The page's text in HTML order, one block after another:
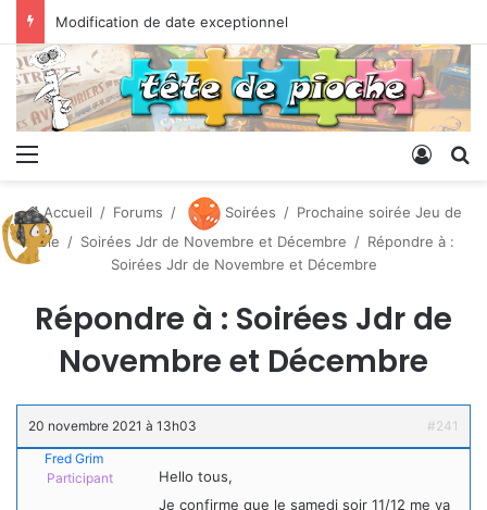
Modification de date exceptionnel
Menu
Accueil / Forums / Soirées / Prochaine soirée Jeu de
rôle / Soirées Jdr de Novembre et Décembre / Répondre à :
Soirées Jdr de Novembre et Décembre
Répondre à : Soirées Jdr de
Novembre et Décembre
20 novembre 2021 à 13h03
#241
Fred Grim
Participant
Hello tous,
Je confirme que le samedi soir 11/12 me va